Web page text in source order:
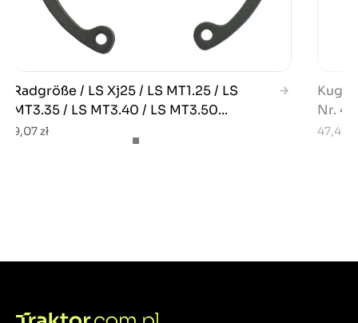
Radgröße / LS Xj25 / LS MT1.25 / LS
MT3.35 / LS MT3.40 / LS MT3.50...
9,07 zł
Nr.
47,49